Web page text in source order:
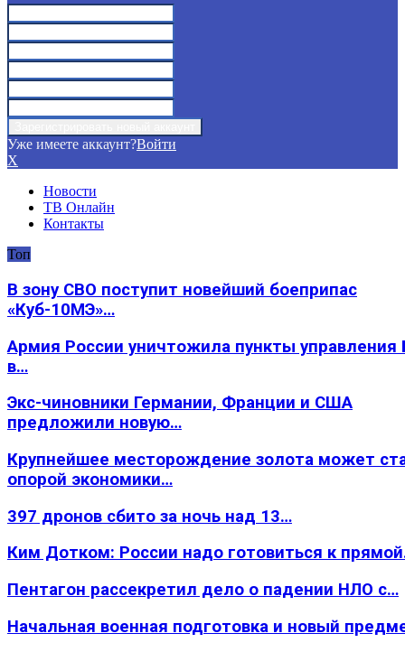
Уже имеете аккаунт?Войти
X
Новости
ТВ Онлайн
Контакты
Топ
В зону СВО поступит новейший боеприпас
«Куб-10МЭ»…
Армия России уничтожила пункты
в…
Экс-чиновники Германии, Франции и США
предложили новую…
Крупнейшее месторождение золота может
опорой экономики…
397 дронов сбито за ночь над 13…
Ким Дотком: России надо готовиться к
Пентагон рассекретил дело о падении НЛО с…
Начальная военная подготовка и новый